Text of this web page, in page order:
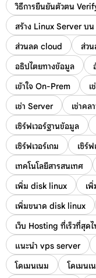
วิธีการยืนยันตัวตน
สร้าง Linux Server บ
ส่วนลด cloud
ส่ว
อธิปไตยทางข้อมูล
เข้าใจ On-Prem
เ
เช่า Server
เช่าคล
เซิร์ฟเวอร์ฐานข้อมูล
เซิร์ฟเวอร์เกม
เซิร์ฟ
เทคโนโลยีสารสนเทศ
เพิ่ม disk linux
เ
เพิ่มขนาด disk linux
เว็บ Hosting ที่เร็วที่สุด
แนะนำ vps server
โดเมนเนม
โดเมน